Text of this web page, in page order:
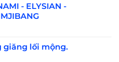
- ELYSIAN -
giăng lối mộng.